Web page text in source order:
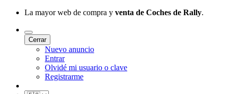
La mayor web de compra y venta de Coches de Rally.
Cerrar
Nuevo anuncio
Entrar
Olvidé mi usuario o clave
Registrarme